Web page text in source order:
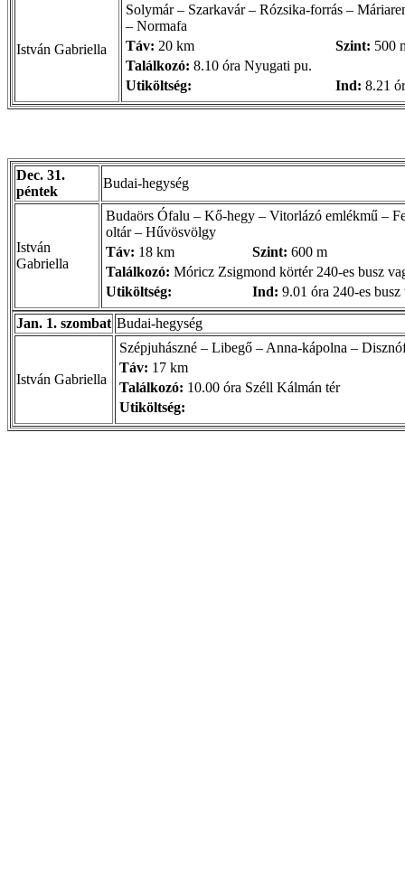
István Gabriella
Solymár – Szarkavár – Rózsika-forrás –
– Normafa
Táv: 20 km Szint: 500
Találkozó: 8.10 óra Nyugati pu.
Utiköltség:
Ind: 8.21
Dec. 31.
péntek
Budai-hegység
István
Gabriella
Budaörs Ófalu – Kő-hegy – Vitorlázó emlékmű –
oltár – Hűvösvölgy
Táv: 18 km Szint: 600 m
Találkozó: Móricz Zsigmond körtér 240-es busz
Utiköltség:
Ind: 9.01 óra 240-es
Jan. 1. szombat Budai-hegység
István Gabriella
Szépjuhászné – Libegő – Anna-kápolna –
Táv: 17 km
Találkozó: 10.00 óra Széll Kálmán tér
Utiköltség: